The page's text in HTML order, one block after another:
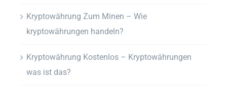
Kryptowährung Zum Minen – Wie
kryptowährungen handeln?
Kryptowährung Kostenlos – Kryptowährungen
was ist das?